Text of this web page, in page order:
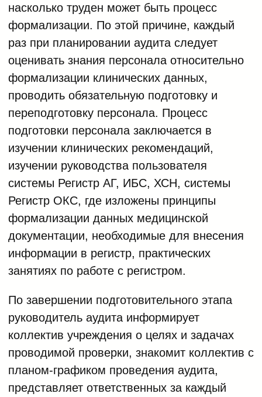
насколько труден может быть процесс
формализации. По этой причине, каждый
раз при планировании аудита следует
оценивать знания персонала относительно
формализации клинических данных,
проводить обязательную подготовку и
переподготовку персонала. Процесс
подготовки персонала заключается в
изучении клинических рекомендаций,
изучении руководства пользователя
системы Регистр АГ, ИБС, ХСН, системы
Регистр ОКС, где изложены принципы
формализации данных медицинской
документации, необходимые для внесения
информации в регистр, практических
занятиях по работе с регистром.
По завершении подготовительного этапа
руководитель аудита информирует
коллектив учреждения о целях и задачах
проводимой проверки, знакомит коллектив с
планом-графиком проведения аудита,
представляет ответственных за каждый